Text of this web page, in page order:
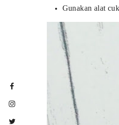
Gunakan alat